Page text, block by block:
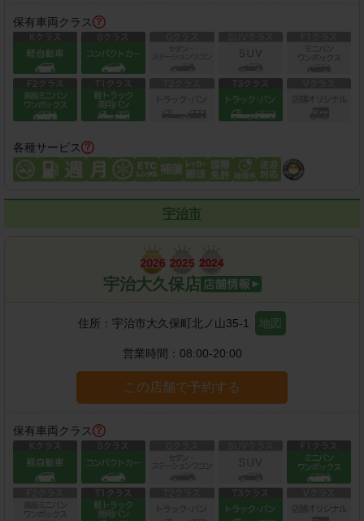
保有車両クラス
各種サービス
宇治市
宇治大久保店
住所： 宇治市大久保町北ノ山35-1 地図
営業時間： 08:00-20:00
この店舗で予約する
保有車両クラス